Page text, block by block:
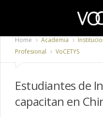
Home Academia
Profesional
VoCETYS
Estudiantes de
capacitan en